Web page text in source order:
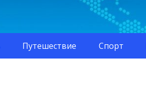
Путешествие Спорт